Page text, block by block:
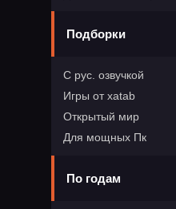
Подборки
С рус. озвучкой
Игры от xatab
Открытый мир
Для мощных Пк
По годам